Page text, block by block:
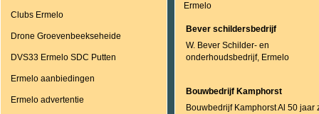
Clubs Ermelo
Drone Groevenbeekseheide
DVS33 Ermelo SDC Putten
Ermelo aanbiedingen
Ermelo advertentie
Ermelo
Bever schildersbedrijf
W. Bever Schilder- en
onderhoudsbedrijf, Ermelo
Bouwbedrijf Kamphorst
Bouwbedrijf Kamphorst Al 50 jaar